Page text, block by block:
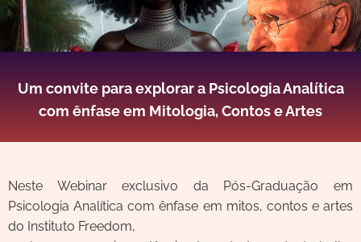
Um convite para explorar a Psicologia Analítica
com ênfase em Mitologia, Contos e Artes
Neste Webinar exclusivo da Pós-Graduação em
Psicologia Analítica com ênfase em mitos, contos e artes
do Instituto Freedom,